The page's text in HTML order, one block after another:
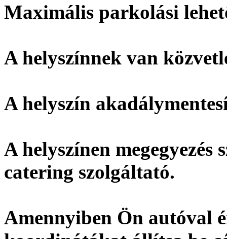
Maximális parkolási
A helyszínnek van
A helyszín
A helyszínen
catering szolgáltató.
Amennyiben Ön autóval